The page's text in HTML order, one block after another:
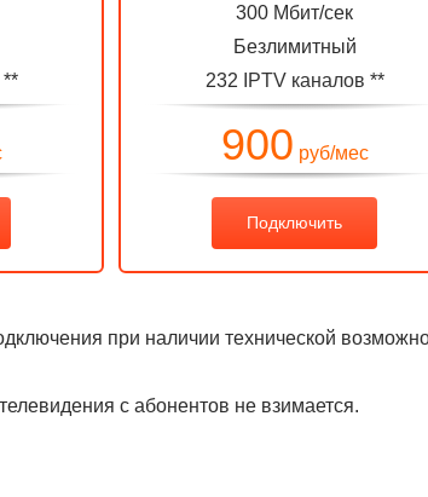
**
300 Мбит/сек
Безлимитный
232
IPTV каналов **
900 руб/мес
Подключить
при наличии технической
с абонентов не взимается.